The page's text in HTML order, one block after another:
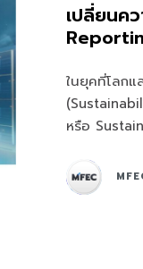
เปลี่ยนค
ในยุคที่โลก
หรือ